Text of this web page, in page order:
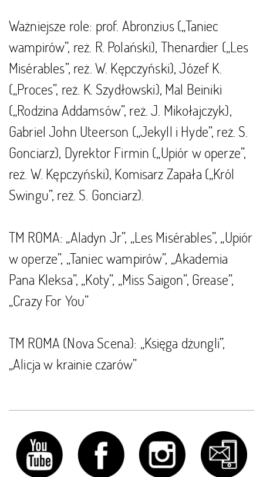
Ważniejsze role: prof. Abronzius („Taniec
wampirów”, reż. R. Polański), Thenardier („Les
Misérables”, reż. W. Kępczyński), Józef K.
(„Proces”, reż. K. Szydłowski), Mal Beiniki
(„Rodzina Addamsów”, reż. J. Mikołajczyk),
Gabriel John Uteerson („Jekyll i Hyde”, reż. S.
Gonciarz), Dyrektor Firmin („Upiór w operze”,
reż. W. Kępczyński), Komisarz Zapała („Król
Swingu”, reż. S. Gonciarz).
TM ROMA: „Aladyn Jr”, „Les Misérables”, „Upiór
w operze”, „Taniec wampirów”, „Akademia
Pana Kleksa”, „Koty”, „Miss Saigon”, Grease”,
„Crazy For You”
TM ROMA (Nova Scena): „Księga dżungli”,
„Alicja w krainie czarów”